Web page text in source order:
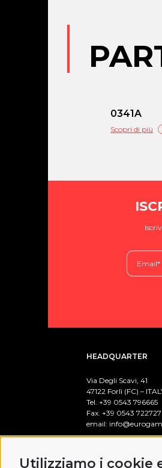
Utilizziamo i cookie
0341A
Scopri di più
HEADQUARTER
Via Degli Scavi, 41
47122 Forlì (FC) –
Tel. +39 0543 796665
Fax. +39 0543 722727
email: